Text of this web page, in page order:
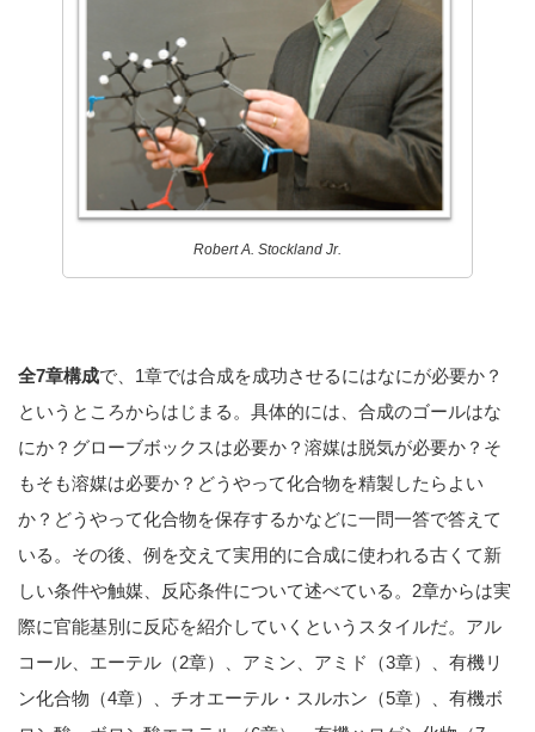
Robert A. Stockland Jr.
全7章構成で、1章では合成を成功させるにはなにが必要か？
というところからはじまる。具体的には、合成のゴールはな
にか？グローブボックスは必要か？溶媒は脱気が必要か？そ
もそも溶媒は必要か？どうやって化合物を精製したらよい
か？どうやって化合物を保存するかなどに一問一答で答えて
いる。その後、例を交えて実用的に合成に使われる古くて新
しい条件や触媒、反応条件について述べている。2章からは実
際に官能基別に反応を紹介していくというスタイルだ。アル
コール、エーテル（2章）、アミン、アミド（3章）、有機リ
ン化合物（4章）、チオエーテル・スルホン（5章）、有機ボ